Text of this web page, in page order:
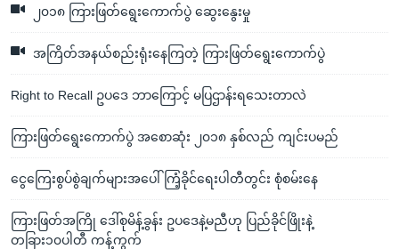
၂၀၁၈ ကြားဖြတ်ရွေးကောက်ပွဲ ဆွေးနွေးမှု
အကြိတ်အနယ်စည်းရုံးနေကြတဲ့ ကြားဖြတ်ရွေးကောက်ပွဲ
Right to Recall ဥပဒေ ဘာကြောင့် မပြဌာန်းရသေးတာလဲ
ကြားဖြတ်ရွေးကောက်ပွဲ အစောဆုံး ၂၀၁၈ နှစ်လည် ကျင်းပမည်
ငွေကြေးစွပ်စွဲချက်များအပေါ် ကြံ့ခိုင်ရေးပါတီတွင်း စုံစမ်းနေ
ကြားဖြတ်အကြို ဒေါ်စုမိန့်ခွန်း ဥပဒေနဲ့မညီဟု ပြည်ခိုင်ဖြိုးနဲ့
တခြား၁၀ပါတီ ကန့်ကွက်